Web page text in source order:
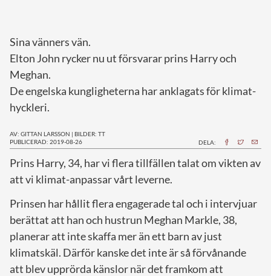
Sina vänners vän.
Elton John rycker nu ut försvarar prins Harry och
Meghan.
De engelska kungligheterna har anklagats för klimat-
hyckleri.
AV: GITTAN LARSSON | BILDER: TT
PUBLICERAD: 2019-08-26
DELA:
Prins Harry, 34, har vi flera tillfällen talat om vikten av
att vi klimat-anpassar vårt leverne.
Prinsen har hållit flera engagerade tal och i intervjuar
berättat att han och hustrun Meghan Markle, 38,
planerar att inte skaffa mer än ett barn av just
klimatskäl. Därför kanske det inte är så förvånande
att blev upprörda känslor när det framkom att